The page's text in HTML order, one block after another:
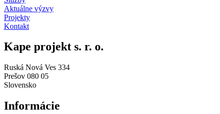
Aktuálne výzvy
Projekty
Kontakt
Kape projekt s. r. o.
Ruská Nová Ves 334
Prešov 080 05
Slovensko
Informácie